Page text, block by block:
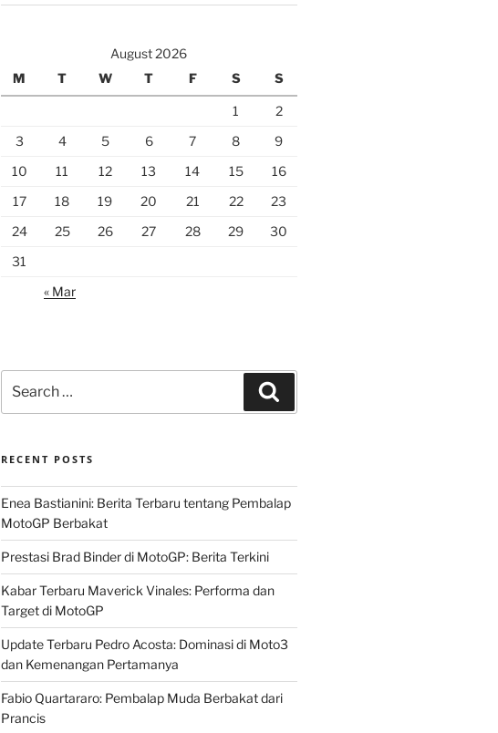
August 2026
M
T W T F S S
1
2
3
4 5 6 7 8
9
10
11 12 13 14 15
16
17
18 19 20 21 22
23
24
25 26 27 28 29
30
31
« Mar
for:
RECENT POSTS
Enea Bastianini: Berita Terbaru tentang Pembalap
MotoGP Berbakat
Prestasi Brad Binder di MotoGP: Berita Terkini
Kabar Terbaru Maverick Vinales: Performa dan
Target di MotoGP
Update Terbaru Pedro Acosta: Dominasi di Moto3
dan Kemenangan Pertamanya
Fabio Quartararo: Pembalap Muda Berbakat dari
Prancis